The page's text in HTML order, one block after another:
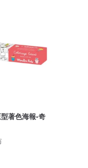
著色海報-奇